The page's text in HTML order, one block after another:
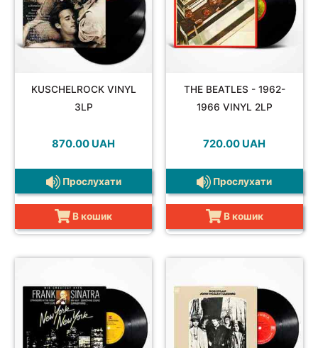
KUSCHELROCK VINYL
3LP
870.00 UAH
Прослухати
В кошик
THE BEATLES - 1962-
1966 VINYL 2LP
720.00 UAH
Прослухати
В кошик